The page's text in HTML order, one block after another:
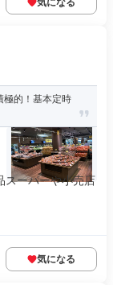
気になる
極的！基本定時
スーパーや小売店
気になる